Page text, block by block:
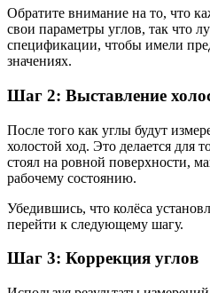
Обратите внимание на то, что
свои параметры углов, так что
спецификации, чтобы имели
значениях.
Шаг 2: Выставление
После того как углы будут
холостой ход. Это делается для
стоял на ровной поверхности,
рабочему состоянию.
Убедившись, что колёса
перейти к следующему шагу.
Шаг 3: Коррекция углов